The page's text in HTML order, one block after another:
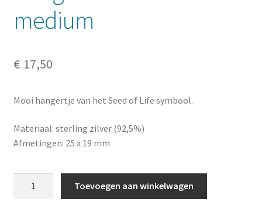
medium
€ 17,50
Mooi hangertje van het Seed of Life symbool.
Materiaal: sterling zilver (92,5%)
Afmetingen: 25 x 19 mm
Toevoegen aan winkelwagen